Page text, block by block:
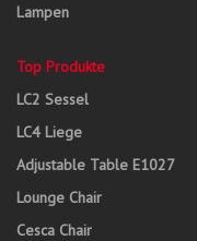
Lampen
Top Produkte
LC2 Sessel
LC4 Liege
Adjustable Table E1027
Lounge Chair
Cesca Chair